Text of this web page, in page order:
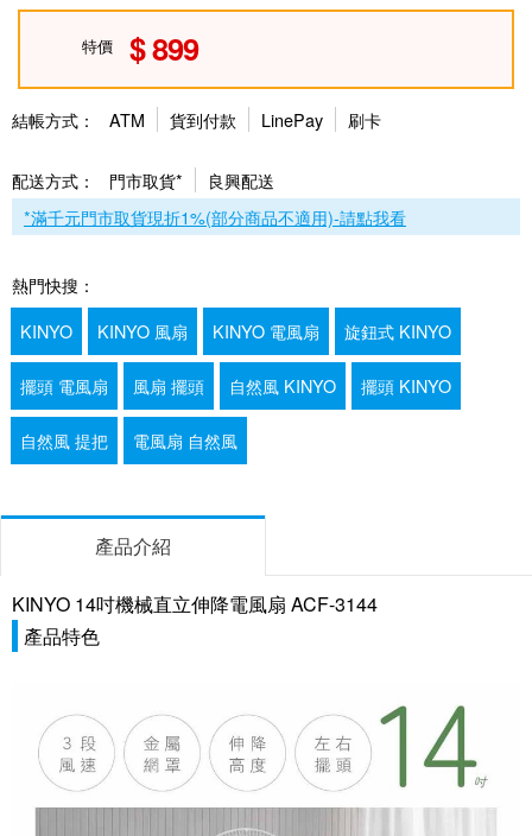
特價 899
結帳方式： ATM 貨到付款 LinePay 刷卡
配送方式： 門市取貨*
良興配送
*滿千元門市取貨現折1%(部分商品不適用)-請點我看
熱門快搜：
KINYO
KINYO 風扇 KINYO 電風扇 旋鈕式 KINYO
擺頭 電風扇 風扇 擺頭 自然風 KINYO 擺頭 KINYO
自然風 提把 電風扇 自然風
產品介紹
KINYO 14吋機械直立伸降電風扇 ACF-3144
產品特色